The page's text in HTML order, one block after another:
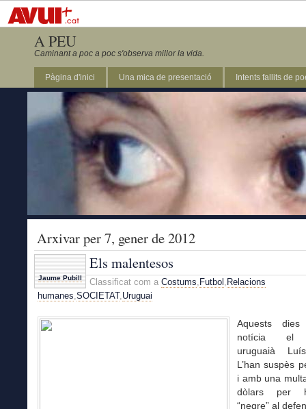
A PEU
Caminant a poc a poc s'observa millor la vida.
Pàgina d'inici Una mica de presentació Intents fallits de
Arxivar per 7, gener de 2012
Jaume Pubill
Els malentesos
Classificat com a Costums, Futbol , Relacions
humanes,SOCIETAT,Uruguai
Aquests
notícia el
uruguaià
L’han suspès
i amb una
dòlars per
“negre” al